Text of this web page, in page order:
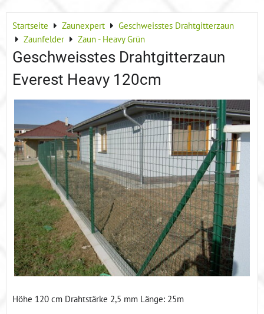
Startseite Zaunexpert
Geschweisstes Drahtgitterzaun
Zaunfelder
Zaun - Heavy Grün
Geschweisstes Drahtgitterzaun
Everest Heavy 120cm
Höhe 120 cm Drahtstärke 2,5 mm Länge: 25m